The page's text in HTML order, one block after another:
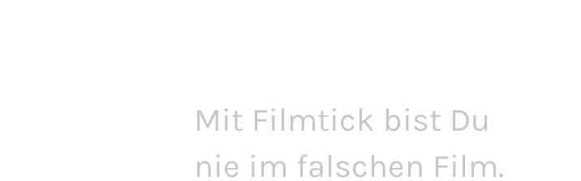
Mit Filmtick bist Du
nie im falschen Film.